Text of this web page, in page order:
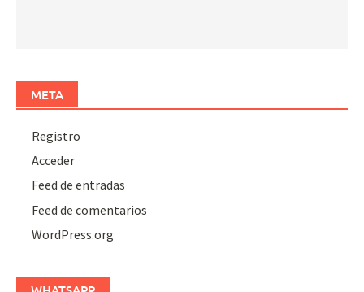
META
Registro
Acceder
Feed de entradas
Feed de comentarios
WordPress.org